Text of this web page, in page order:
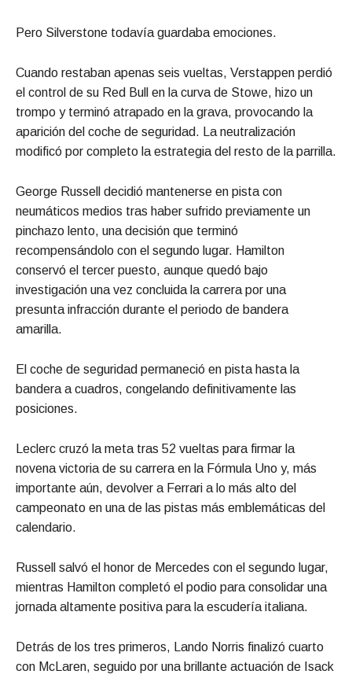
Pero Silverstone todavía guardaba emociones.
Cuando restaban apenas seis vueltas, Verstappen perdió
el control de su Red Bull en la curva de Stowe, hizo un
trompo y terminó atrapado en la grava, provocando la
aparición del coche de seguridad. La neutralización
modificó por completo la estrategia del resto de la parrilla.
George Russell decidió mantenerse en pista con
neumáticos medios tras haber sufrido previamente un
pinchazo lento, una decisión que terminó
recompensándolo con el segundo lugar. Hamilton
conservó el tercer puesto, aunque quedó bajo
investigación una vez concluida la carrera por una
presunta infracción durante el periodo de bandera
amarilla.
El coche de seguridad permaneció en pista hasta la
bandera a cuadros, congelando definitivamente las
posiciones.
Leclerc cruzó la meta tras 52 vueltas para firmar la
novena victoria de su carrera en la Fórmula Uno y, más
importante aún, devolver a Ferrari a lo más alto del
campeonato en una de las pistas más emblemáticas del
calendario.
Russell salvó el honor de Mercedes con el segundo lugar,
mientras Hamilton completó el podio para consolidar una
jornada altamente positiva para la escudería italiana.
Detrás de los tres primeros, Lando Norris finalizó cuarto
con McLaren, seguido por una brillante actuación de Isack